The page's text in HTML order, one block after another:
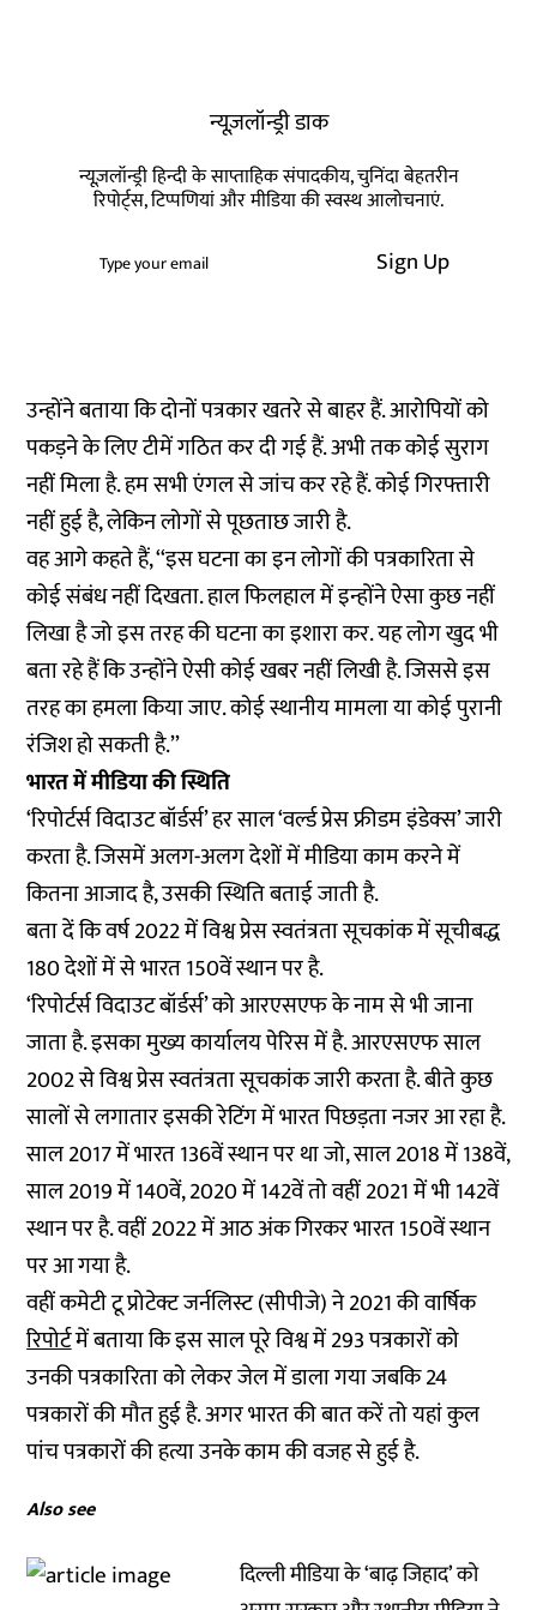
न्यूज़लॉन्ड्री डाक
न्यूज़लॉन्ड्री हिन्दी के साप्ताहिक संपादकीय, चुनिंदा बेहतरीन
रिपोर्ट्स, टिप्पणियां और मीडिया की स्वस्थ आलोचनाएं.
Sign Up
उन्होंने बताया कि दोनों पत्रकार खतरे से बाहर हैं. आरोपियों को
पकड़ने के लिए टीमें गठित कर दी गई हैं. अभी तक कोई सुराग
नहीं मिला है. हम सभी एंगल से जांच कर रहे हैं. कोई गिरफ्तारी
नहीं हुई है, लेकिन लोगों से पूछताछ जारी है.
वह आगे कहते हैं, ‘‘इस घटना का इन लोगों की पत्रकारिता से
कोई संबंध नहीं दिखता. हाल फिलहाल में इन्होंने ऐसा कुछ नहीं
लिखा है जो इस तरह की घटना का इशारा कर. यह लोग खुद भी
बता रहे हैं कि उन्होंने ऐसी कोई खबर नहीं लिखी है. जिससे इस
तरह का हमला किया जाए. कोई स्थानीय मामला या कोई पुरानी
रंजिश हो सकती है.’’
भारत में मीडिया की स्थिति
‘रिपोर्टर्स विदाउट बॉर्डर्स’ हर साल ‘वर्ल्ड प्रेस फ्रीडम इंडेक्स’ जारी
करता है. जिसमें अलग-अलग देशों में मीडिया काम करने में
कितना आजाद है, उसकी स्थिति बताई जाती है.
बता दें कि वर्ष 2022 में विश्व प्रेस स्वतंत्रता सूचकांक में सूचीबद्ध
180 देशों में से भारत 150वें स्थान पर है.
‘रिपोर्टर्स विदाउट बॉर्डर्स’ को आरएसएफ के नाम से भी जाना
जाता है. इसका मुख्य कार्यालय पेरिस में है. आरएसएफ साल
2002 से विश्व प्रेस स्वतंत्रता सूचकांक जारी करता है. बीते कुछ
सालों से लगातार इसकी रेटिंग में भारत पिछड़ता नजर आ रहा है.
साल 2017 में भारत 136वें स्थान पर था जो, साल 2018 में 138वें,
साल 2019 में 140वें, 2020 में 142वें तो वहीं 2021 में भी 142वें
स्थान पर है. वहीं 2022 में आठ अंक गिरकर भारत 150वें स्थान
पर आ गया है.
वहीं कमेटी टू प्रोटेक्ट जर्नलिस्ट (सीपीजे) ने 2021 की वार्षिक
रिपोर्टमें बताया कि इस साल पूरे विश्व में 293 पत्रकारों को
उनकी पत्रकारिता को लेकर जेल में डाला गया जबकि 24
पत्रकारों की मौत हुई है. अगर भारत की बात करें तो यहां कुल
पांच पत्रकारों की हत्या उनके काम की वजह से हुई है.
Also see
दिल्ली मीडिया के ‘बाढ़ जिहाद’ को